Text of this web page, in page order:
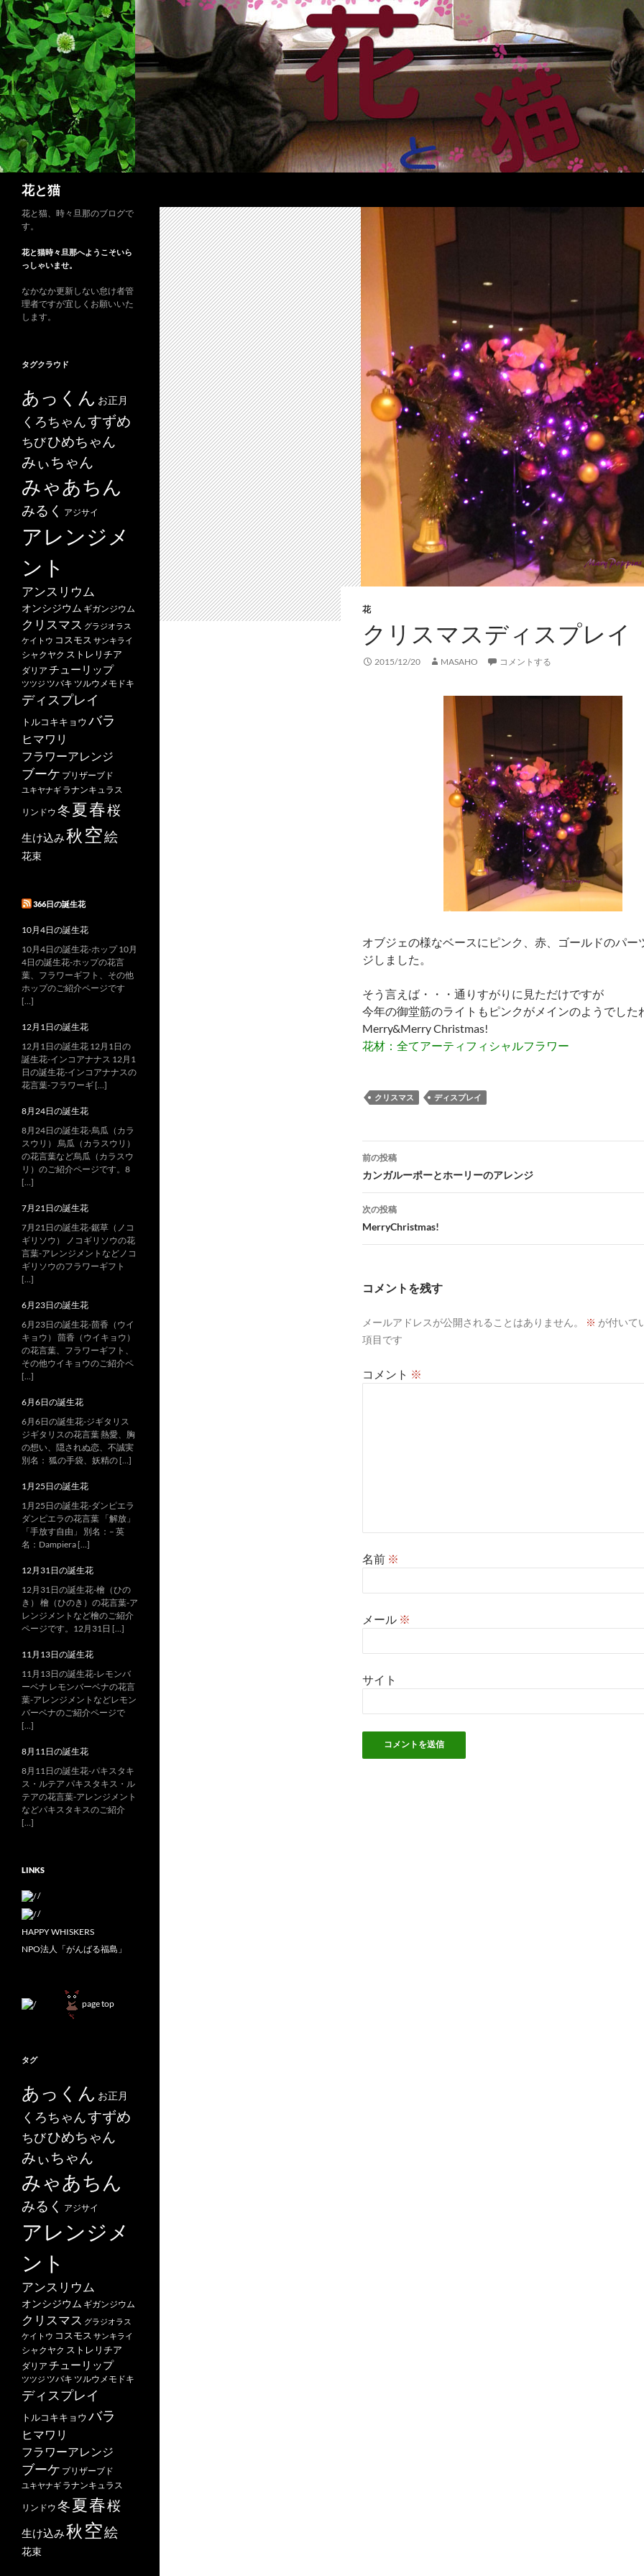
コ
ン
テ
ツ
へ
ス
キ
ッ
プ
花と猫
花
クリスマスディスプレイ
2015/12/20 MASAHO コメントする
オブジェの様なベースにピンク、赤、ゴールドのパー
ジしました。
そう言えば・・・通りすがりに見ただけですが
今年の御堂筋のライトもピンクがメインのようでした
Merry&Merry Christmas!
花材：全てアーティフィシャルフラワー
クリスマス ディスプレイ
投
稿
ナ
ビ
ゲ
ョ
前の投稿
カンガルーポーとホーリーのアレンジ
次の投稿
MerryChristmas!
コメントを残す
メールアドレスが公開されることはありません。 ※ が付いて
項目です
コメント ※
名前 ※
メール ※
サイト
花と猫、時々旦那のブログで
す。
花と猫時々旦那へようこそいら
っしゃいませ。
なかなか更新しない怠け者管
理者ですが宜しくお願いいた
します。
タグクラウド
あっくん お正月
くろちゃんすずめ
ちびひめちゃん
みぃちゃん
みゃあちん
みるく アジサイ
アレンジメ
ント
アンスリウム
オンシジウム ギガンジウム
クリスマス グラジオラス
ケイトウ コスモス サンキライ
シャクヤク ストレリチア
ダリア チューリップ
ツツジ ツバキ ツルウメモドキ
ディスプレイ
トルコキキョウ バラ
ヒマワリ
フラワーアレンジ
ブーケ プリザーブド
ユキヤナギ ラナンキュラス
リンドウ 冬夏春桜
生け込み秋 空絵
花束
366日の誕生花
10月4日の誕生花
10月4日の誕生花-ホップ 10月
4日の誕生花-ホップの花言
葉、フラワーギフト、その他
ホップのご紹介ページです
[…]
12月1日の誕生花
12月1日の誕生花 12月1日の
誕生花-インコアナナス 12月1
日の誕生花-インコアナナスの
花言葉-フラワーギ […]
8月24日の誕生花
8月24日の誕生花-烏瓜（カラ
スウリ） 烏瓜（カラスウリ）
の花言葉など烏瓜（カラスウ
リ）のご紹介ページです。8
[…]
7月21日の誕生花
7月21日の誕生花-鋸草（ノコ
ギリソウ） ノコギリソウの花
言葉-アレンジメントなどノコ
ギリソウのフラワーギフト
[…]
6月23日の誕生花
6月23日の誕生花-茴香（ウイ
キョウ） 茴香（ウイキョウ）
の花言葉、フラワーギフト、
その他ウイキョウのご紹介ペ
[…]
6月6日の誕生花
6月6日の誕生花-ジギタリス
ジギタリスの花言葉 熱愛、胸
の想い、隠されぬ恋、不誠実
別名： 狐の手袋、妖精の […]
1月25日の誕生花
1月25日の誕生花-ダンピエラ
ダンピエラの花言葉 「解放」
「手放す自由」 別名：– 英
名：Dampiera […]
12月31日の誕生花
12月31日の誕生花-檜（ひの
き） 檜（ひのき）の花言葉-ア
レンジメントなど檜のご紹介
ページです。12月31日 […]
11月13日の誕生花
11月13日の誕生花-レモンバ
ーベナ レモンバーベナの花言
葉-アレンジメントなどレモン
バーベナのご紹介ページで
[…]
8月11日の誕生花
8月11日の誕生花-パキスタキ
ス・ルテア パキスタキス・ル
テアの花言葉-アレンジメント
などパキスタキスのご紹介
[…]
LINKS
/
/
HAPPY WHISKERS
NPO法人「がんばる福島」
page top
タグ
あっくん お正月
くろちゃんすずめ
ちびひめちゃん
みぃちゃん
みゃあちん
みるく アジサイ
アレンジメ
ント
アンスリウム
オンシジウム ギガンジウム
クリスマス グラジオラス
ケイトウ コスモス サンキライ
シャクヤク ストレリチア
ダリア チューリップ
ツツジ ツバキ ツルウメモドキ
ディスプレイ
トルコキキョウ バラ
ヒマワリ
フラワーアレンジ
ブーケ プリザーブド
ユキヤナギ ラナンキュラス
リンドウ 冬夏春桜
生け込み秋 空絵
花束